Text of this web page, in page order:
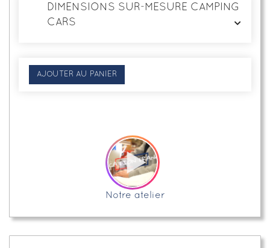
DIMENSIONS SUR-MESURE CAMPING
CARS
AJOUTER AU PANIER
Notre atelier